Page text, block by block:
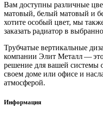
Вам доступны различные
матовый, белый матовый и
хотите особый цвет, мы
заказать радиатор в
Трубчатые вертикальные
компании Элит Металл —
решение для вашей системы
своем доме или офисе и
атмосферой.
Информация